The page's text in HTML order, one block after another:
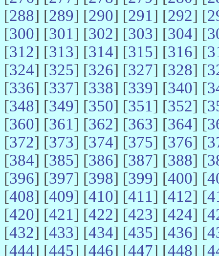
[288] [289] [290] [291] [292] [
[300] [301] [302] [303] [304] [
[312] [313] [314] [315] [316] [
[324] [325] [326] [327] [328] [
[336] [337] [338] [339] [340] [
[348] [349] [350] [351] [352] [
[360] [361] [362] [363] [364] [
[372] [373] [374] [375] [376] [
[384] [385] [386] [387] [388] [
[396] [397] [398] [399] [400] [
[408] [409] [410] [411] [412] [
[420] [421] [422] [423] [424] [
[432] [433] [434] [435] [436] [
[444] [445] [446] [447] [448] [